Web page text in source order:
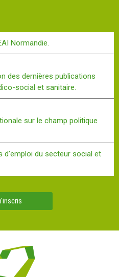
Normandie.
des dernières publications
social et sanitaire.
sur le champ politique
d’emploi du secteur social et